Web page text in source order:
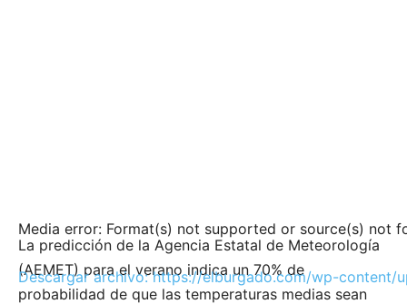
Media error: Format(s) not supported or source(s) not
Descargar archivo: https://elburgado.com/wp-content/
La predicción de la Agencia Estatal de Meteorología
(AEMET) para el verano indica un 70% de
probabilidad de que las temperaturas medias sean